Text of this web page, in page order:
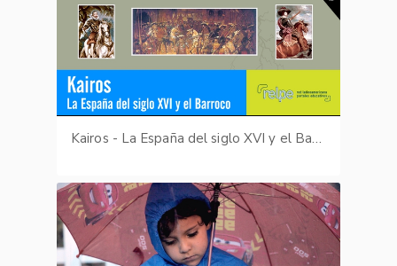
Kairos - La España del siglo XVI y el Barroco